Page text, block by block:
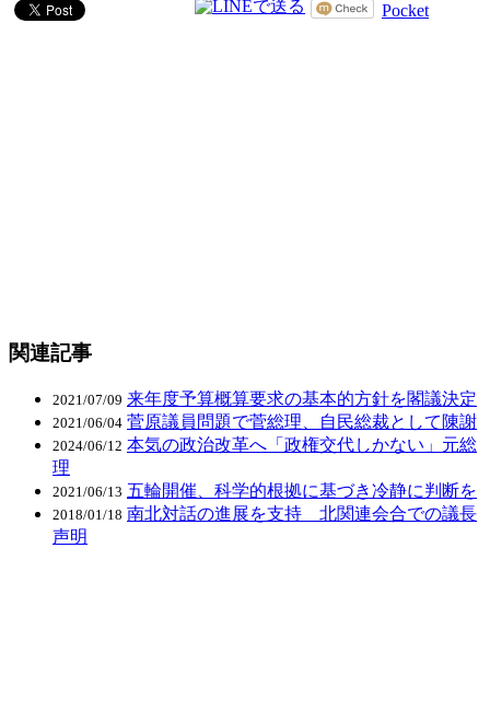
Pocket
関連記事
2021/07/09 来年度予算概算要求の基本的方針を閣議決定
2021/06/04 菅原議員問題で菅総理、自民総裁として陳謝
2024/06/12 本気の政治改革へ「政権交代しかない」元総
理
2021/06/13 五輪開催、科学的根拠に基づき冷静に判断を
2018/01/18 南北対話の進展を支持 北関連会合での議長
声明